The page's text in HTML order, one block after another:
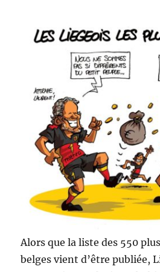
Alors que la liste des 550
belges vient d’être publiée,